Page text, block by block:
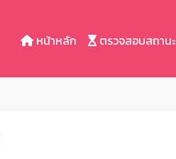
หน้าหลัก ตรวจสอบสถานะ